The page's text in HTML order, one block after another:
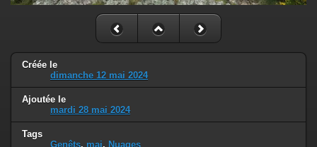
Créée le
dimanche 12 mai 2024
Ajoutée le
mardi 28 mai 2024
Tags
Genêts, mai, Nuages